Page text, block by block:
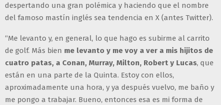
despertando una gran polémica y haciendo que el nombre
del famoso mastín inglés sea tendencia en X (antes Twitter).
“Me levanto y, en general, lo que hago es subirme al carrito
de golf. Más bien me levanto y me voy a ver a mis hijitos de
cuatro patas, a Conan, Murray, Milton, Robert y Lucas, que
están en una parte de la Quinta. Estoy con ellos,
aproximadamente una hora, y ya después vuelvo, me baño y
me pongo a trabajar. Bueno, entonces esa es mi forma de